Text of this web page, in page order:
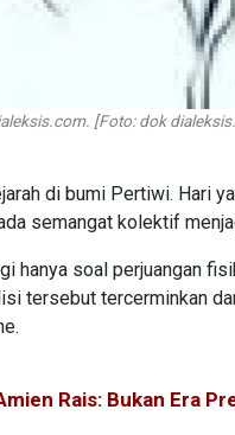
[Foto: dok
di bumi Pertiwi. Hari
semangat kolektif
soal perjuangan
tersebut tercerminkan
Rais: Bukan Era